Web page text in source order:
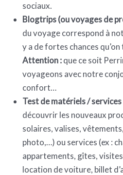
sociaux.
Blogtrips (ou voyages de
du voyage correspond à
y a de fortes chances
Attention :que ce soit
voyageons avec notre
confort…
Test de matériels / services
découvrir les nouveaux
solaires, valises,
photo,…) ou services (ex :
appartements, gîtes,
location de voiture, billet